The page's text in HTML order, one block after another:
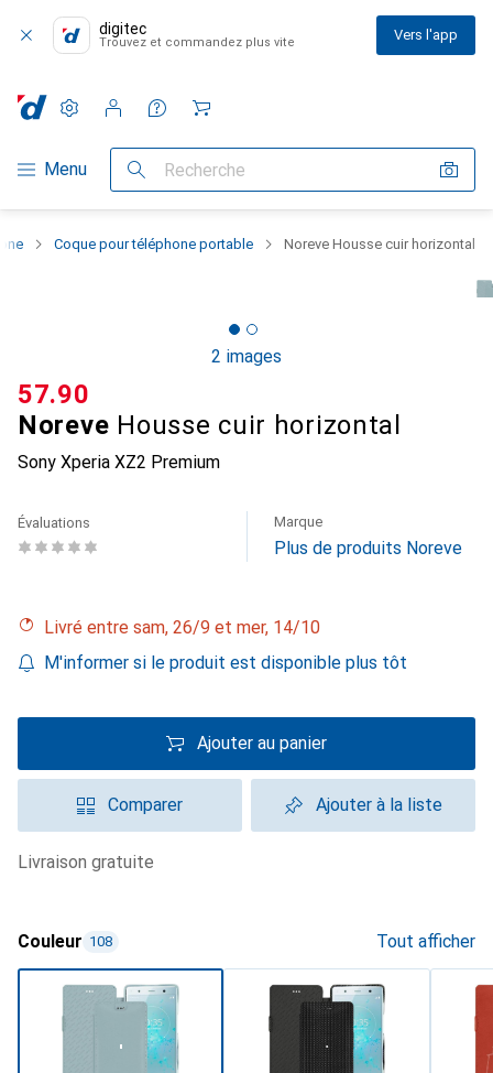
digitec
Trouvez et commandez plus vite Vers l'app
Navigation par catégorie
Menu Recherche
Paramètres
Compte client
Listes de comparaison
Listes d'envies
Panier
Coque pour téléphone portable Noreve Housse cuir horizontal
2 images
Noreve Housse cuir horizontal
Sony Xperia XZ2 Premium
CHF
57.90
Évaluations Marque
Plus de produits Noreve
Livré entre sam, 26/9 et mer, 14/10
M'informer si le produit est disponible plus tôt
Ajouter au panier
Comparer Ajouter à la liste
livraison gratuite
Couleur 108 Tout afficher